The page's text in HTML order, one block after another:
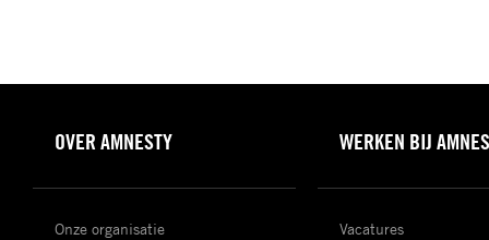
OVER AMNESTY
Onze organisatie
WERKEN BIJ
Vacatures